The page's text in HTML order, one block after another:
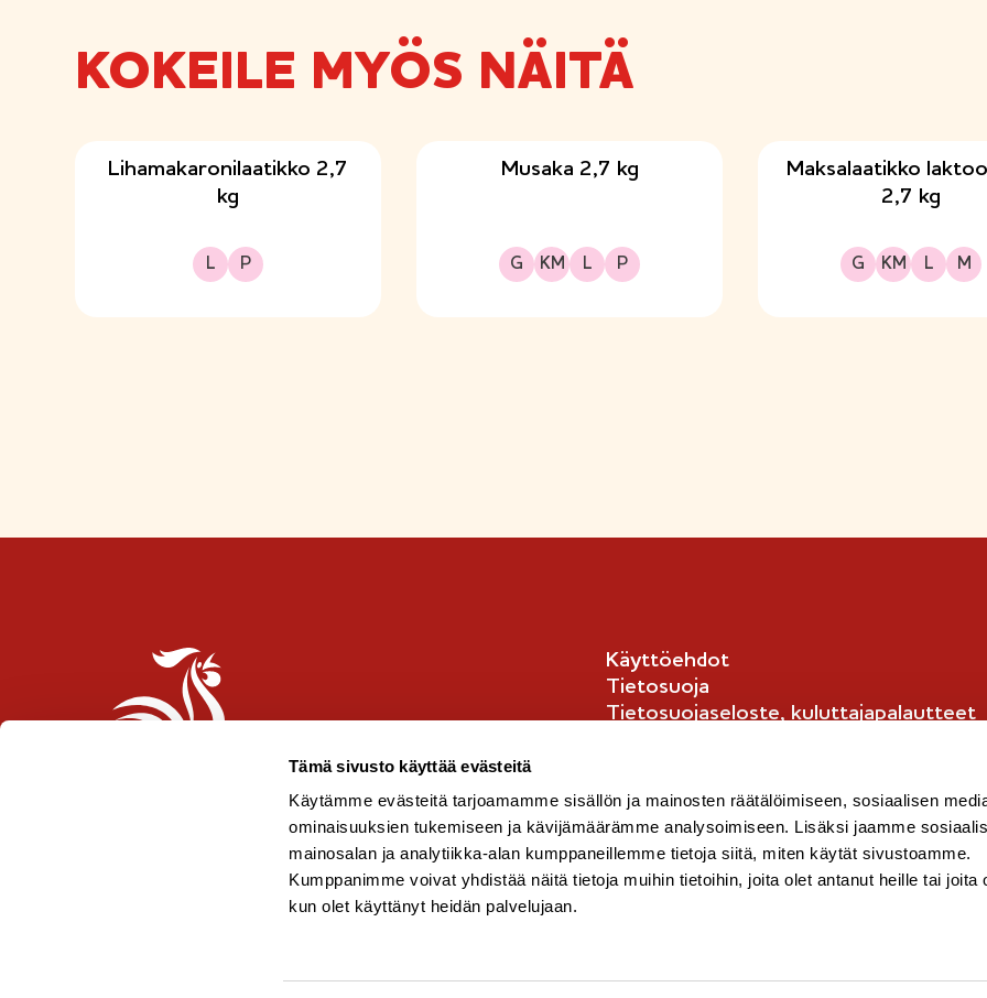
Tämä sivusto käyttää evästeitä
Käytämme evästeitä tarjoamamme sisällön ja mainosten räätälöimiseen, sosiaalisen
ominaisuuksien tukemiseen ja kävijämäärämme analysoimiseen. Lisäksi jaamme
mainosalan ja analytiikka-alan kumppaneillemme tietoja siitä, miten käytät sivustoamme.
Kumppanimme voivat yhdistää näitä tietoja muihin tietoihin, joita olet antanut heille tai joita
kun olet käyttänyt heidän palvelujaan.
KOKEILE MYÖS NÄITÄ
Lihamakaronilaatikko 2,7
kg
L
Laktoositon P
Proteiinipitoinen
Musaka 2,7 kg
G
Gluteeniton KM
Kananmunaton L
Laktoositon P
Proteiinipitoinen
Maksalaatikko
2,7 kg
G
Gluteeniton KM
Kananmunaton L
Laktoositon M
Maitoproteiiniton
Käyttöehdot
Tietosuoja
Tietosuojaseloste, kuluttajapalautteet